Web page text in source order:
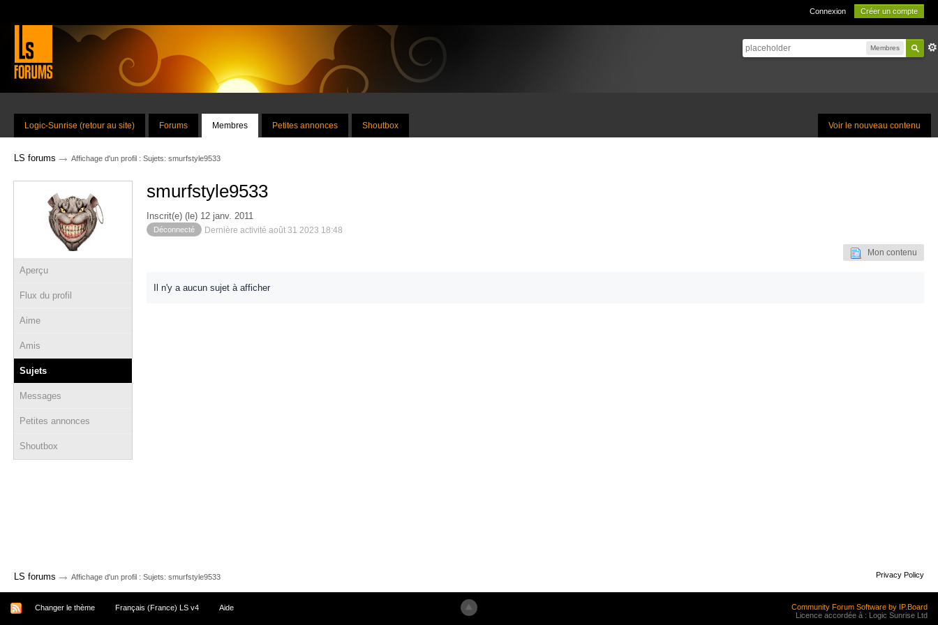
Connexion Créer un compte
Membres
Voir le nouveau contenu
Logic-Sunrise (retour au site) Forums Membres Petites annonces Shoutbox
LS forums → Affichage d'un profil : Sujets: smurfstyle9533
Aperçu
Flux du profil
Aime
Amis
Sujets
Messages
Petites annonces
Shoutbox
smurfstyle9533
Inscrit(e) (le) 12 janv. 2011
Déconnecté Dernière activité août 31 2023 18:48
Mon contenu
Il n'y a aucun sujet à afficher
LS forums → Affichage d'un profil : Sujets: smurfstyle9533 Privacy Policy
Changer le thème Français (France) LS v4 Aide
Community Forum Software by IP.Board
Licence accordée à : Logic Sunrise Ltd